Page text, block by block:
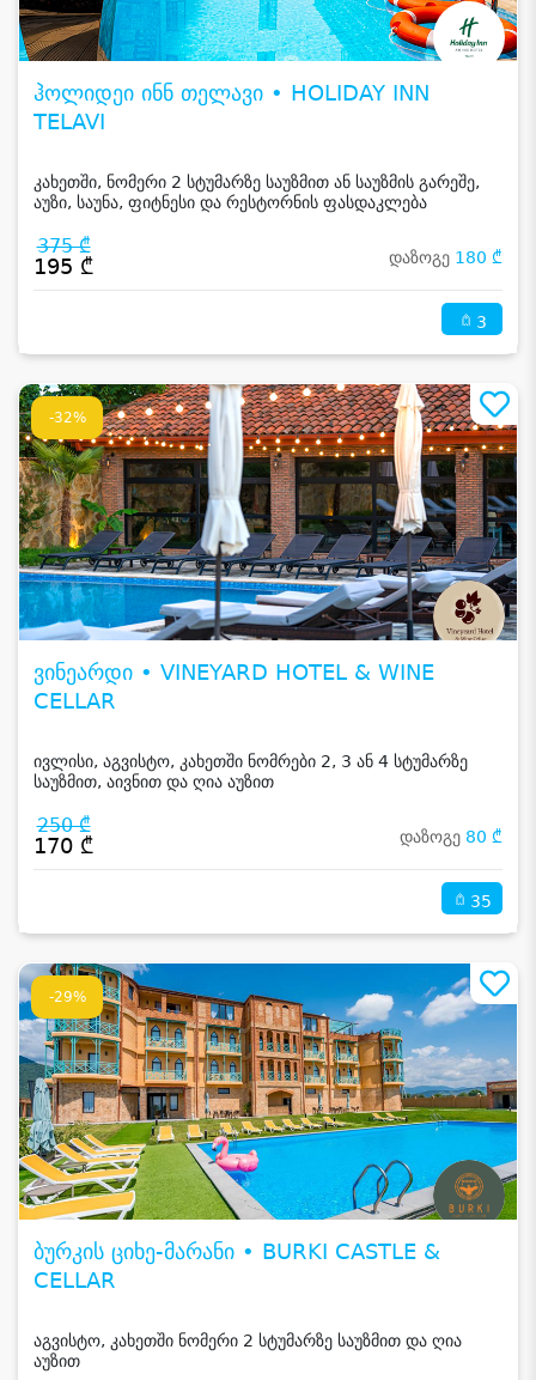
ჰოლიდეი ინნ თელავი • HOLIDAY INN
TELAVI
კახეთში, ნომერი 2 სტუმარზე საუზმით ან საუზმის გარეშე,
აუზი, საუნა, ფიტნესი და რესტორნის ფასდაკლება
375 ₾
195 ₾ დაზოგე 180 ₾
3
-32%
ვინეარდი • VINEYARD HOTEL & WINE
CELLAR
ივლისი, აგვისტო, კახეთში ნომრები 2, 3 ან 4 სტუმარზე
საუზმით, აივნით და ღია აუზით
250 ₾
170 ₾ დაზოგე 80 ₾
35
-29%
ბურკის ციხე-მარანი • BURKI CASTLE &
CELLAR
აგვისტო, კახეთში ნომერი 2 სტუმარზე საუზმით და ღია
აუზით